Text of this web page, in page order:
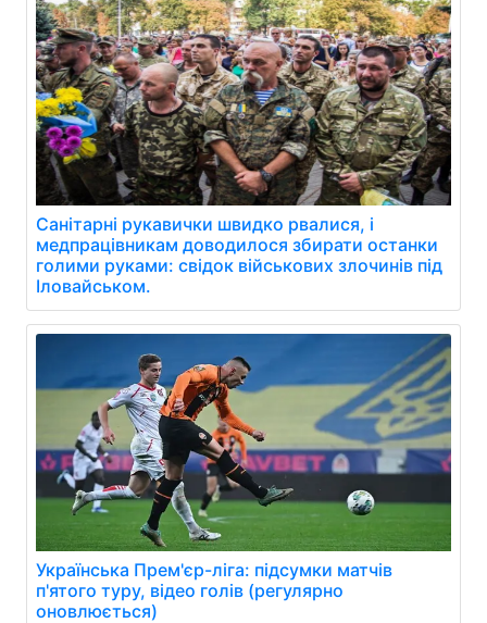
Санітарні рукавички швидко рвалися, і
медпрацівникам доводилося збирати останки
голими руками: свідок військових злочинів під
Іловайськом.
Українська Прем'єр-ліга: підсумки матчів
п'ятого туру, відео голів (регулярно
оновлюється)